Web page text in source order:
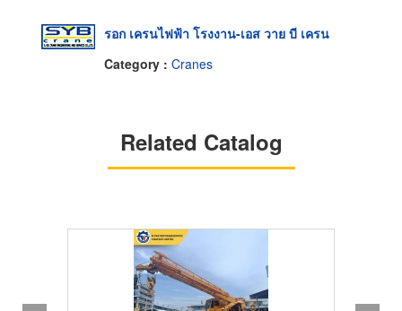
รอก เครนไฟฟ้า โรงงาน-เอส วาย บี เครน
Category : Cranes
Related Catalog